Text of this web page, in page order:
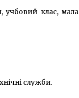
учбовий клас, мала
служби.